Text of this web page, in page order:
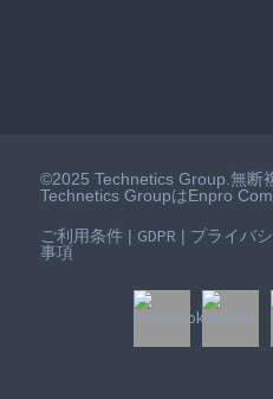
©2025 Technetics Group.無断
Technetics GroupはEnpro
ご利用条件| GDPR | プライバ
事項